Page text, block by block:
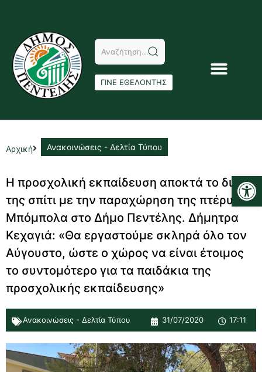
ΓΙΝΕ ΕΘΕΛΟΝΤΗΣ
Αρχική Ανακοινώσεις - Δελτία Τύπου
Η προσχολική εκπαίδευση αποκτά το δικό
της σπίτι με την παραχώρηση της πτέρυγας
Μπόμπολα στο Δήμο Πεντέλης. Δήμητρα
Κεχαγιά: «Θα εργαστούμε σκληρά όλο τον
Αύγουστο, ώστε ο χώρος να είναι έτοιμος
το συντομότερο για τα παιδάκια της
προσχολικής εκπαίδευσης»
Ανακοινώσεις - Δελτία Τύπου 31/07/2020 17:11